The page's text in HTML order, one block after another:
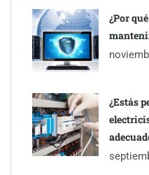
¿Por
¿Estás